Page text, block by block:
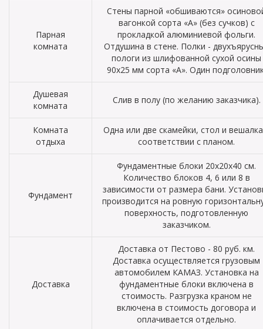
Парная
комната
Стены парной «обшиваются»
вагонкой сорта «А» (без сучков) с
прокладкой алюминиевой фольги.
Отдушина в стене. Полки -
пологи из шлифованной сухой осины
90х25 мм сорта «А». Один
Душевая
комната
Слив в полу (по желанию заказчика).
Комната
отдыха
Одна или две скамейки, стол и
соответствии с планом.
Фундамент
Фундаментные блоки 20х20х40 см.
Количество блоков 4, 6 или 8 в
зависимости от размера бани.
производится на ровную
поверхность, подготовленную
заказчиком.
Доставка
Доставка от Пестово - 80 руб. км.
Доставка осуществляется грузовым
автомобилем КАМАЗ. Установка на
фундаментные блоки включена в
стоимость. Разгрузка краном не
включена в стоимость договора и
оплачивается отдельно.